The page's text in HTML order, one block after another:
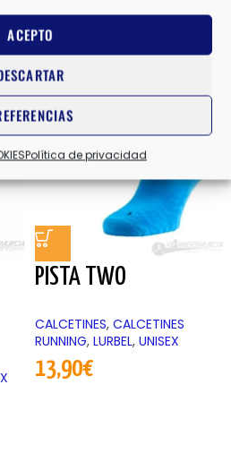
ACEPTO
Política de privacidad
PISTA TWO
CALCETINES, CALCETINES
RUNNING, LURBEL, UNISEX
13,90€